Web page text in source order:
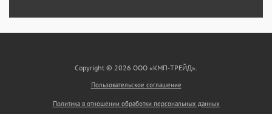
Copyright © 2026 ООО «КМП-ТРЕЙД».
Пользовательское соглашение
Политика в отношении обработки персональных данных